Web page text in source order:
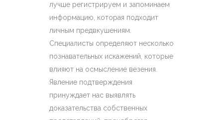
лучше регистрируем и запоминаем
информацию, которая подходит
личным предвкушениям.
Специалисты определяют несколько
познавательных искажений, которые
влияют на осмысление везения.
Явление подтверждения
принуждает нас выявлять
доказательства собственных